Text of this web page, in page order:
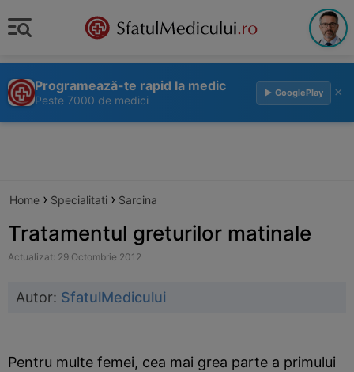
Programează-te rapid la medic
Peste 7000 de medici
▶ GooglePlay ×
Home › Specialitati › Sarcina
Tratamentul greturilor matinale
Actualizat: 29 Octombrie 2012
Autor: SfatulMedicului
Pentru multe femei, cea mai grea parte a primului